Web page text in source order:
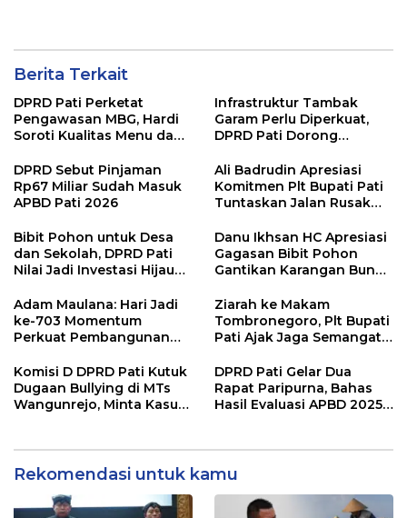
Berita Terkait
DPRD Pati Perketat
Pengawasan MBG, Hardi
Soroti Kualitas Menu dan
Infrastruktur Tambak
Garam Perlu Diperkuat,
DPRD Pati Dorong
Dukungan Lebih Serius
DPRD Sebut Pinjaman
Rp67 Miliar Sudah Masuk
APBD Pati 2026
Ali Badrudin Apresiasi
Komitmen Plt Bupati Pati
Tuntaskan Jalan Rusak
Bibit Pohon untuk Desa
dan Sekolah, DPRD Pati
Nilai Jadi Investasi Hijau
Danu Ikhsan HC Apresiasi
Gagasan Bibit Pohon
Gantikan Karangan Bunga
Adam Maulana: Hari Jadi
ke-703 Momentum
Perkuat Pembangunan
Masyarakat Pati
Ziarah ke Makam
Tombronegoro, Plt Bupati
Pati Ajak Jaga Semangat
Pelayanan Publik
Berkualitas
Komisi D DPRD Pati Kutuk
Dugaan Bullying di MTs
Wangunrejo, Minta Kasus
DPRD Pati Gelar Dua
Rapat Paripurna, Bahas
Hasil Evaluasi APBD 2025
Rekomendasi untuk kamu